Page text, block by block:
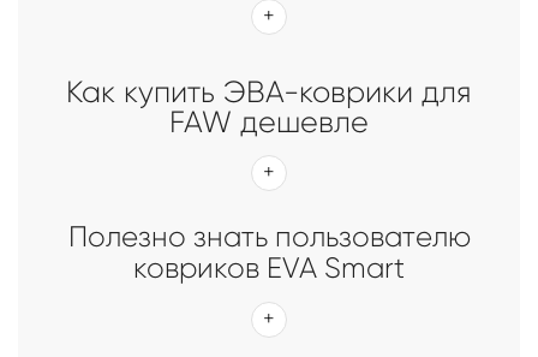
Как купить ЭВА-коврики для
FAW дешевле
Полезно знать пользователю
ковриков EVA Smart